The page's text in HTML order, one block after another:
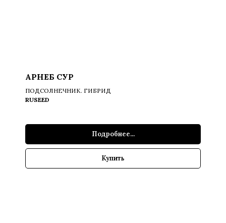
АРНЕБ СУР
ПОДСОЛНЕЧНИК. ГИБРИД
RUSEED
Подробнее...
Купить